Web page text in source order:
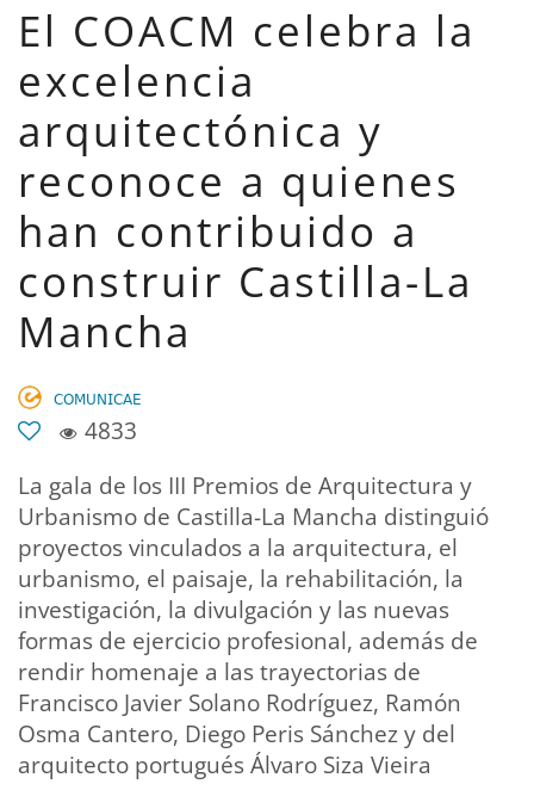
El COACM celebra la
excelencia
arquitectónica y
reconoce a quienes
han contribuido a
construir Castilla-La
Mancha
𝖢𝖮𝖬𝖴𝖭𝖨𝖢𝖠𝖤
4833
La gala de los III Premios de Arquitectura y
Urbanismo de Castilla-La Mancha distinguió
proyectos vinculados a la arquitectura, el
urbanismo, el paisaje, la rehabilitación, la
investigación, la divulgación y las nuevas
formas de ejercicio profesional, además de
rendir homenaje a las trayectorias de
Francisco Javier Solano Rodríguez, Ramón
Osma Cantero, Diego Peris Sánchez y del
arquitecto portugués Álvaro Siza Vieira